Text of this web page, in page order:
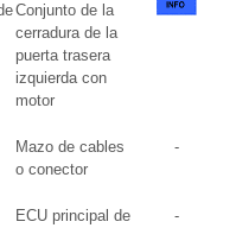
Conjunto de la
cerradura de la
puerta trasera
izquierda con
motor
Mazo de cables
o conector
-
ECU principal de
-